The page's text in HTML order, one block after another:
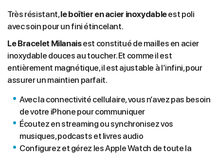
Très résistant,le boîtier en acier inoxydableest poli
avec soin pour un fini étincelant.
Le Bracelet Milanaisest constitué de mailles en acier
inoxydable douces au toucher. Et comme il est
entièrement magnétique, il est ajustable à l’infini, pour
assurer un maintien parfait.
Avec la connectivité cellulaire, vous n’avez pas besoin
de votre iPhone pour communiquer
Écoutez en streaming ou synchronisez vos
musiques, podcasts et livres audio
Configurez et gérez les Apple Watch de toute la